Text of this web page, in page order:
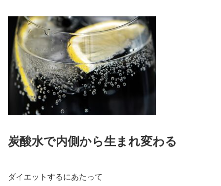
炭酸水で内側から生まれ変わる
ダイエットするにあたって